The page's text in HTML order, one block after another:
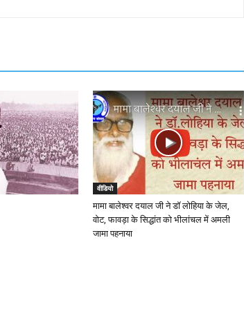
वीडियो
मामा बालेश्वर दयाल जी ने डॉ लोहिया के जेल,
वोट, फावड़ा के सिद्धांत को भीलांचल में अमली
जामा पहनाया